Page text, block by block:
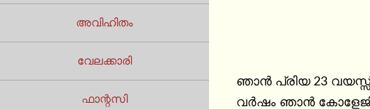
അവിഹിതം
വേലക്കാരി
ഫാന്റസി
ഞാൻ പ്രിയ 23 വയസ്സ്‌....ഞാൻ കോളെജിൽ പടിക്കുമ്പോൾ ഉണ്ടായ അനുഭവം ആണു
വർഷം ഞാൻ